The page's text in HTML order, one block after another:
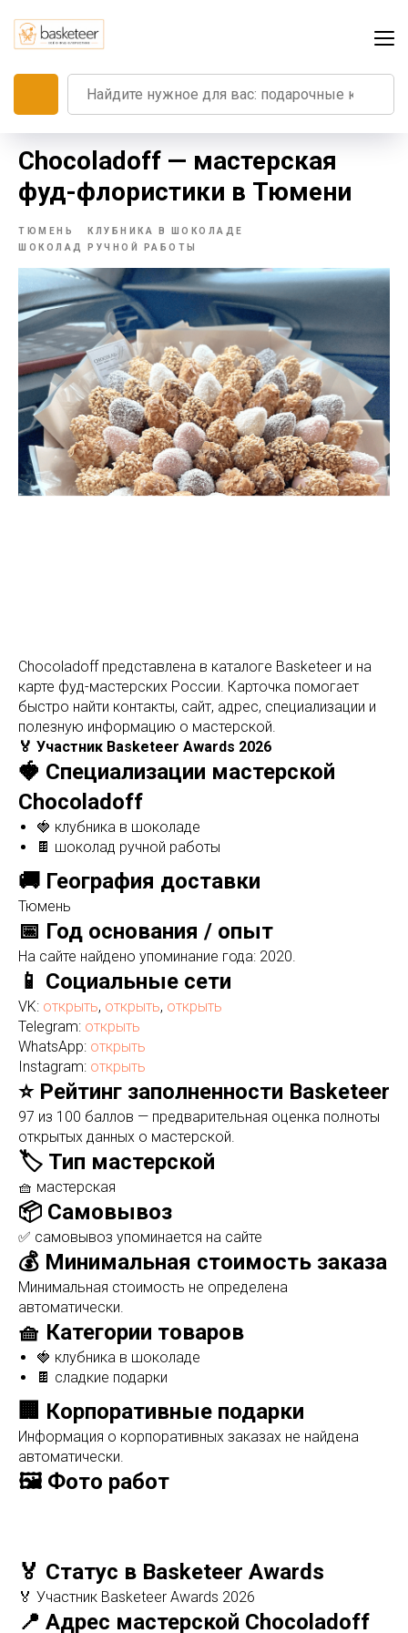
Chocoladoff — мастерская
фуд-флористики в Тюмени
ТЮМЕНЬ
КЛУБНИКА В ШОКОЛАДЕ
ШОКОЛАД РУЧНОЙ РАБОТЫ
Chocoladoff представлена в каталоге Basketeer и на
карте фуд-мастерских России. Карточка помогает
быстро найти контакты, сайт, адрес, специализации и
полезную информацию о мастерской.
🏅 Участник Basketeer Awards 2026
🍓 Специализации мастерской
Chocoladoff
🍓 клубника в шоколаде
🍫 шоколад ручной работы
🚚 География доставки
Тюмень
📅 Год основания / опыт
На сайте найдено упоминание года: 2020.
📱 Социальные сети
VK: открыть, открыть, открыть
Telegram: открыть
WhatsApp: открыть
Instagram: открыть
⭐ Рейтинг заполненности Basketeer
97 из 100 баллов — предварительная оценка полноты
открытых данных о мастерской.
🏷️ Тип мастерской
🧺 мастерская
📦 Самовывоз
✅ самовывоз упоминается на сайте
💰 Минимальная стоимость заказа
Минимальная стоимость не определена
автоматически.
🧺 Категории товаров
🍓 клубника в шоколаде
🍫 сладкие подарки
🏢 Корпоративные подарки
Информация о корпоративных заказах не найдена
автоматически.
🖼️ Фото работ
🏅 Статус в Basketeer Awards
🏅 Участник Basketeer Awards 2026
📍 Адрес мастерской Chocoladoff